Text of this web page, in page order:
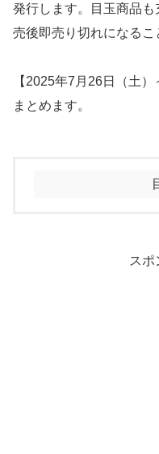
発行します。目玉商品
売後即売り切れになるこ
【2025年7月26日（土
まとめます。
スポ